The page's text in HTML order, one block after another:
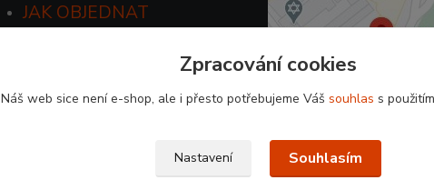
JAK OBJEDNAT
Zpracování cookies
Náš web sice není e-shop, ale i přesto potřebujeme Váš souhlas s
Nastavení Souhlasím